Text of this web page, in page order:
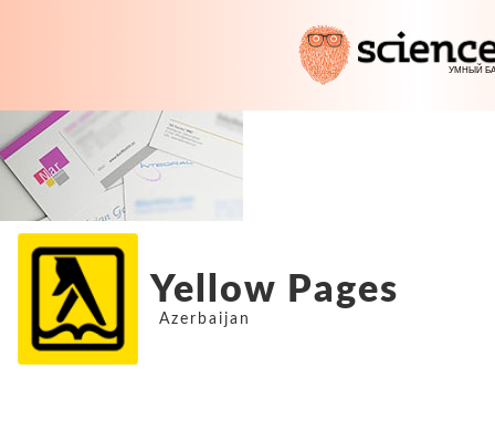
Yellow Pages
Azerbaijan